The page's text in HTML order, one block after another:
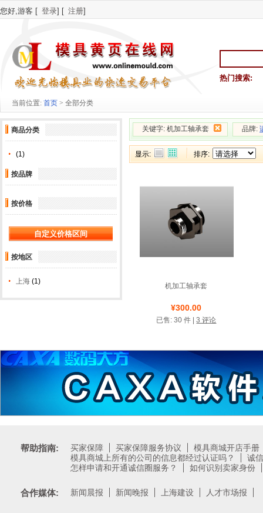
您好,游客 [ 登录] [ 注册]
热门搜索:
当前位置: 首页 > 全部分类
商品分类
(1)
按品牌
按价格
按地区
上海 (1)
关键字: 机加工轴承套 品牌:
显示: 排序:
机加工轴承套
店铺名称: 轴承套
测试类店铺
¥300.00
已售: 30 件 |3 评论
帮助指南: 买家保障 买家保障服务协议
模具商城开店手册
模具商城上所有的公司的信息都经过认证吗？
诚
怎样申请和开通诚信圈服务？
如何识别卖家身份
合作媒体: 新闻晨报 新闻晚报 上海建设 人才市场报